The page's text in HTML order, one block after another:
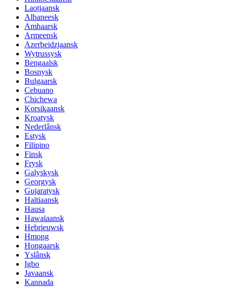
Laotjaansk
Albaneesk
Amhaarsk
Armeensk
Azerbeidzjaansk
Wytrussysk
Bengaalsk
Bosnysk
Bulgaarsk
Cebuano
Chichewa
Korsikaansk
Kroatysk
Nederlânsk
Estysk
Filipino
Finsk
Frysk
Galyskysk
Georgysk
Gujaratysk
Haïtiaansk
Hausa
Hawaïaansk
Hebrieuwsk
Hmong
Hongaarsk
Yslânsk
Igbo
Javaansk
Kannada